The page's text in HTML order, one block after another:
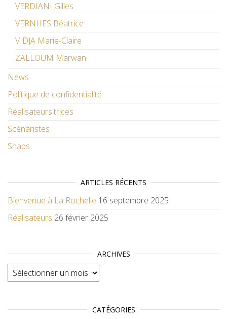
VERDIANI Gilles
VERNHES Béatrice
VIDJA Marie-Claire
ZALLOUM Marwan
News
Politique de confidentialité
Réalisateurs.trices
Scénaristes
Snaps
ARTICLES RÉCENTS
Bienvenue à La Rochelle 16 septembre 2025
Réalisateurs 26 février 2025
ARCHIVES
Archives
CATÉGORIES